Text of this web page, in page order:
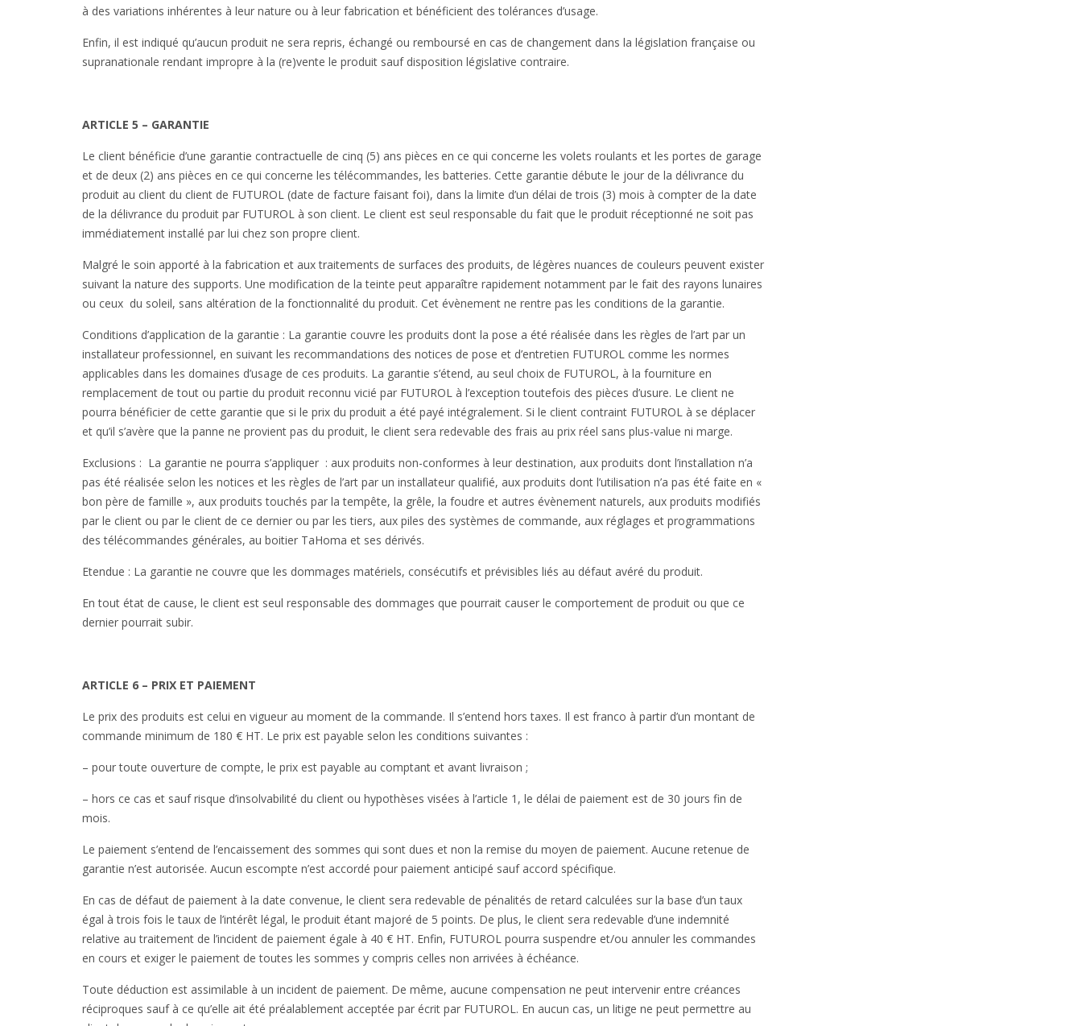
à des variations inhérentes à leur nature ou à leur fabrication et bénéficient des tolérances d’usage.
Enfin, il est indiqué qu’aucun produit ne sera repris, échangé ou remboursé en cas de changement dans la législation française ou
supranationale rendant impropre à la (re)vente le produit sauf disposition législative contraire.
ARTICLE 5 – GARANTIE
Le client bénéficie d’une garantie contractuelle de cinq (5) ans pièces en ce qui concerne les volets roulants et les portes de garage
et de deux (2) ans pièces en ce qui concerne les télécommandes, les batteries. Cette garantie débute le jour de la délivrance du
produit au client du client de FUTUROL (date de facture faisant foi), dans la limite d’un délai de trois (3) mois à compter de la date
de la délivrance du produit par FUTUROL à son client. Le client est seul responsable du fait que le produit réceptionné ne soit pas
immédiatement installé par lui chez son propre client.
Malgré le soin apporté à la fabrication et aux traitements de surfaces des produits, de légères nuances de couleurs peuvent exister
suivant la nature des supports. Une modification de la teinte peut apparaître rapidement notamment par le fait des rayons lunaires
ou ceux du soleil, sans altération de la fonctionnalité du produit. Cet évènement ne rentre pas les conditions de la garantie.
Conditions d’application de la garantie : La garantie couvre les produits dont la pose a été réalisée dans les règles de l’art par un
installateur professionnel, en suivant les recommandations des notices de pose et d’entretien FUTUROL comme les normes
applicables dans les domaines d’usage de ces produits. La garantie s’étend, au seul choix de FUTUROL, à la fourniture en
remplacement de tout ou partie du produit reconnu vicié par FUTUROL à l’exception toutefois des pièces d’usure. Le client ne
pourra bénéficier de cette garantie que si le prix du produit a été payé intégralement. Si le client contraint FUTUROL à se déplacer
et qu’il s’avère que la panne ne provient pas du produit, le client sera redevable des frais au prix réel sans plus-value ni marge.
Exclusions : La garantie ne pourra s’appliquer : aux produits non-conformes à leur destination, aux produits dont l’installation n’a
pas été réalisée selon les notices et les règles de l’art par un installateur qualifié, aux produits dont l’utilisation n’a pas été faite en «
bon père de famille », aux produits touchés par la tempête, la grêle, la foudre et autres évènement naturels, aux produits modifiés
par le client ou par le client de ce dernier ou par les tiers, aux piles des systèmes de commande, aux réglages et programmations
des télécommandes générales, au boitier TaHoma et ses dérivés.
Etendue : La garantie ne couvre que les dommages matériels, consécutifs et prévisibles liés au défaut avéré du produit.
En tout état de cause, le client est seul responsable des dommages que pourrait causer le comportement de produit ou que ce
dernier pourrait subir.
ARTICLE 6 – PRIX ET PAIEMENT
Le prix des produits est celui en vigueur au moment de la commande. Il s’entend hors taxes. Il est franco à partir d’un montant de
commande minimum de 180 € HT. Le prix est payable selon les conditions suivantes :
– pour toute ouverture de compte, le prix est payable au comptant et avant livraison ;
– hors ce cas et sauf risque d’insolvabilité du client ou hypothèses visées à l’article 1, le délai de paiement est de 30 jours fin de
mois.
Le paiement s’entend de l’encaissement des sommes qui sont dues et non la remise du moyen de paiement. Aucune retenue de
garantie n’est autorisée. Aucun escompte n’est accordé pour paiement anticipé sauf accord spécifique.
En cas de défaut de paiement à la date convenue, le client sera redevable de pénalités de retard calculées sur la base d’un taux
égal à trois fois le taux de l’intérêt légal, le produit étant majoré de 5 points. De plus, le client sera redevable d’une indemnité
relative au traitement de l’incident de paiement égale à 40 € HT. Enfin, FUTUROL pourra suspendre et/ou annuler les commandes
en cours et exiger le paiement de toutes les sommes y compris celles non arrivées à échéance.
Toute déduction est assimilable à un incident de paiement. De même, aucune compensation ne peut intervenir entre créances
réciproques sauf à ce qu’elle ait été préalablement acceptée par écrit par FUTUROL. En aucun cas, un litige ne peut permettre au